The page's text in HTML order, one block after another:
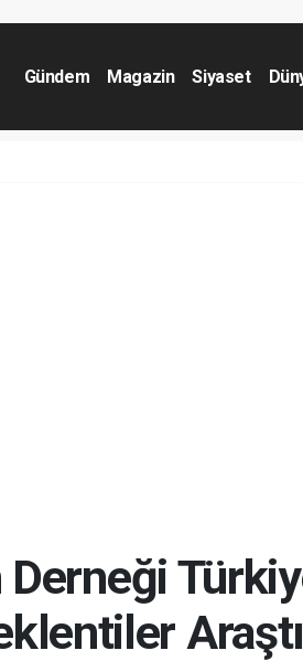
Gündem Magazin Siyaset